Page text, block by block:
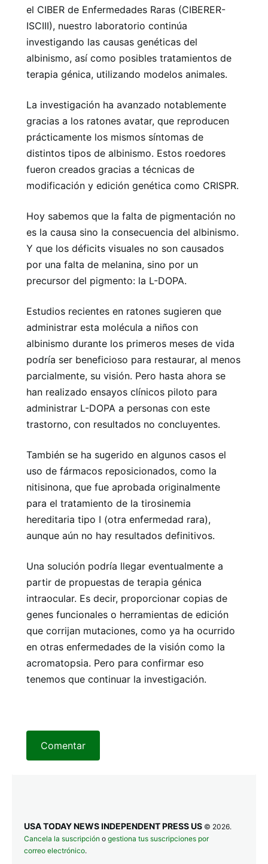
el CIBER de Enfermedades Raras (CIBERER-
ISCIII), nuestro laboratorio continúa
investigando las causas genéticas del
albinismo, así como posibles tratamientos de
terapia génica, utilizando modelos animales.
La investigación ha avanzado notablemente
gracias a los ratones avatar, que reproducen
prácticamente los mismos síntomas de
distintos tipos de albinismo. Estos roedores
fueron creados gracias a técnicas de
modificación y edición genética como CRISPR.
Hoy sabemos que la falta de pigmentación no
es la causa sino la consecuencia del albinismo.
Y que los déficits visuales no son causados ​​
por una falta de melanina, sino por un
precursor del pigmento: la L-DOPA.
Estudios recientes en ratones sugieren que
administrar esta molécula a niños con
albinismo durante los primeros meses de vida
podría ser beneficioso para restaurar, al menos
parcialmente, su visión. Pero hasta ahora se
han realizado ensayos clínicos piloto para
administrar L-DOPA a personas con este
trastorno, con resultados no concluyentes.
También se ha sugerido en algunos casos el
uso de fármacos reposicionados, como la
nitisinona, que fue aprobada originalmente
para el tratamiento de la tirosinemia
hereditaria tipo I (otra enfermedad rara),
aunque aún no hay resultados definitivos.
Una solución podría llegar eventualmente a
partir de propuestas de terapia génica
intraocular. Es decir, proporcionar copias de
genes funcionales o herramientas de edición
que corrijan mutaciones, como ya ha ocurrido
en otras enfermedades de la visión como la
acromatopsia. Pero para confirmar eso
tenemos que continuar la investigación.
Comentar
USA TODAY NEWS INDEPENDENT PRESS US © 2026.
Cancela la suscripción o gestiona tus suscripciones por
correo electrónico.